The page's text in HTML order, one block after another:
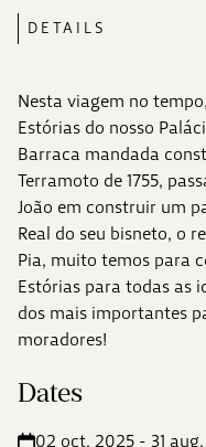
DETAILS
Nesta viagem no
Estórias do nosso
Barraca mandada
Terramoto de 1755,
João em construir um
Real do seu bisneto, o
Pia, muito temos para
Estórias para todas as
dos mais importantes
moradores!
Dates
02 oct, 2025 - 31